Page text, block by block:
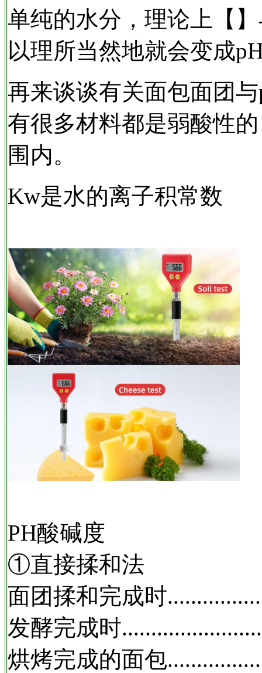
单纯的水分，理论上【
以理所当然地就会变成
再来谈谈有关面包面团
有很多材料都是弱酸性
围内。
Kw是水的离子积常数
PH酸碱度
①直接揉和法
面团揉和完成时
发酵完成时
烘烤完成的面包